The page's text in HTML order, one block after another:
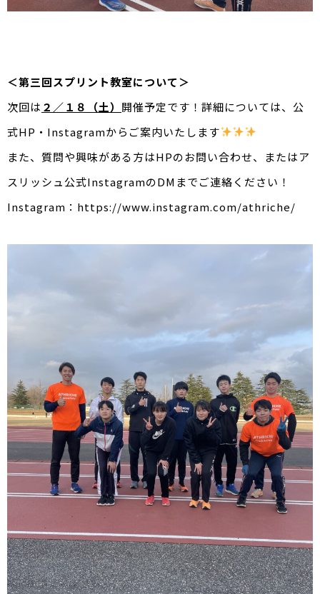
＜第三回スプリント教室について＞
次回は ２／１８（土） 開催予定です！詳細については、公
式HP・Instagramからご案内いたします
また、質問や興味がある方はHPのお問い合わせ、またはア
スリッシュ公式InstagramのDMまでご連絡ください！
Instagram： https://www.instagram.com/athriche/